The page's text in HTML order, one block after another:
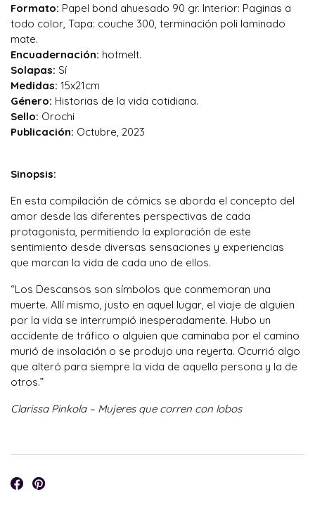
Formato: Papel bond ahuesado 90 gr. Interior: Paginas a
todo color, Tapa: couche 300, terminación poli laminado
mate.
Encuadernación: hotmelt.
Solapas: Sí
Medidas: 15x21cm
Género: Historias de la vida cotidiana.
Sello: Orochi
Publicación: Octubre, 2023
Sinopsis:
En esta compilación de cómics se aborda el concepto del
amor desde las diferentes perspectivas de cada
protagonista, permitiendo la exploración de este
sentimiento desde diversas sensaciones y experiencias
que marcan la vida de cada uno de ellos.
“Los Descansos son símbolos que conmemoran una
muerte. Allí mismo, justo en aquel lugar, el viaje de alguien
por la vida se interrumpió inesperadamente. Hubo un
accidente de tráfico o alguien que caminaba por el camino
murió de insolación o se produjo una reyerta. Ocurrió algo
que alteró para siempre la vida de aquella persona y la de
otros.”
Clarissa Pinkola – Mujeres que corren con lobos